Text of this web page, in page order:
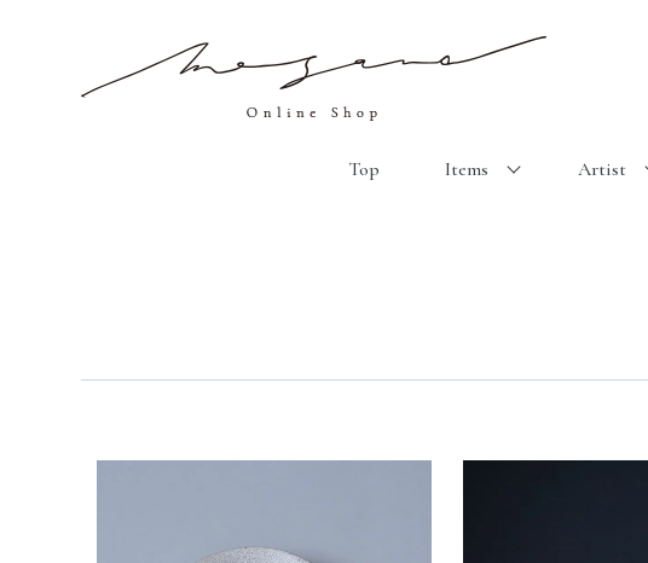
Top Items Artist